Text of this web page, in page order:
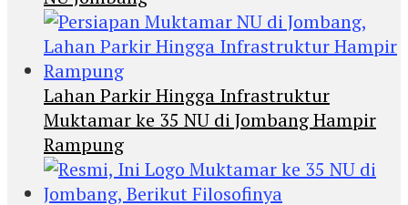
Lahan Parkir Hingga Infrastruktur
Muktamar ke 35 NU di Jombang Hampir
Rampung